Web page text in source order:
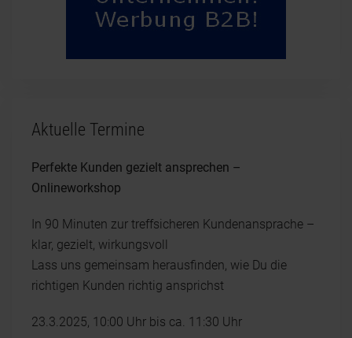
Aktuelle Termine
Perfekte Kunden gezielt ansprechen –
Onlineworkshop
In 90 Minuten zur treffsicheren Kundenansprache –
klar, gezielt, wirkungsvoll
Lass uns gemeinsam herausfinden, wie Du die
richtigen Kunden richtig ansprichst
23.3.2025, 10:00 Uhr bis ca. 11:30 Uhr